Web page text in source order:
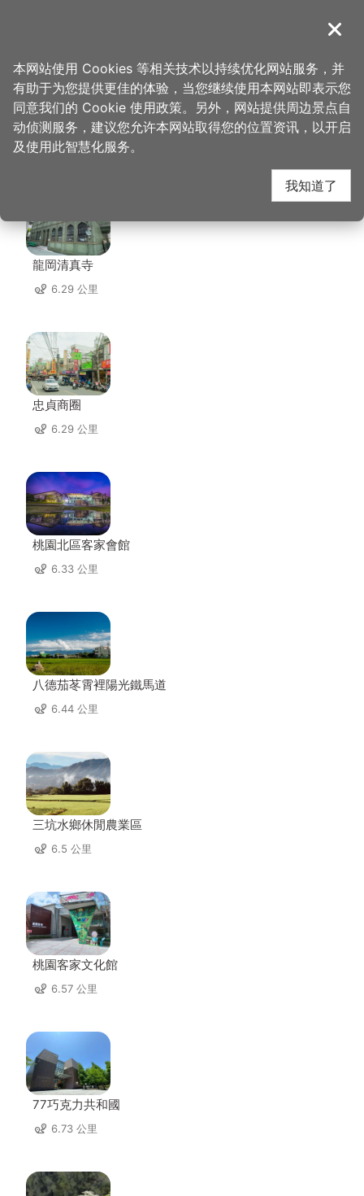
導覽
首页 > 想去的地方 > 美食、购物 > 焦点咖啡
焦点咖啡 周边景点
龍岡清真寺
6.29 公里
忠貞商圈
6.29 公里
桃園北區客家會館
6.33 公里
八德茄苳霄裡陽光鐵馬道
6.44 公里
三坑水鄉休閒農業區
6.5 公里
桃園客家文化館
6.57 公里
77巧克力共和國
6.73 公里
关闭
本网站使用 Cookies 等相关技术以持续优化网站服务，并
有助于为您提供更佳的体验，当您继续使用本网站即表示您
同意我们的 Cookie 使用政策。另外，网站提供周边景点自
动侦测服务，建议您允许本网站取得您的位置资讯，以开启
及使用此智慧化服务。
我知道了